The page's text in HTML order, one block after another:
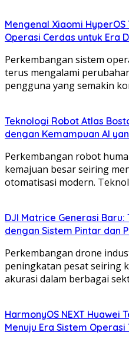
Mengenal Xiaomi
Operasi Cerdas untuk Era
Perkembangan sistem
terus mengalami
pengguna yang semakin
Teknologi Robot Atlas
dengan Kemampuan AI
Perkembangan robot
kemajuan besar seiring
otomatisasi modern.
DJI Matrice Generasi
dengan Sistem Pintar dan
Perkembangan drone
peningkatan pesat seiring
akurasi dalam berbagai
HarmonyOS NEXT Huawei
Menuju Era Sistem